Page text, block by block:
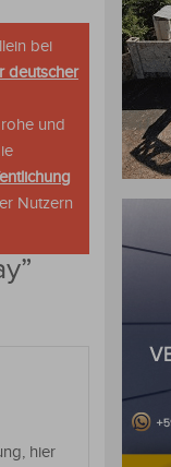
bei
deutscher
und
Nutzern
”
hier